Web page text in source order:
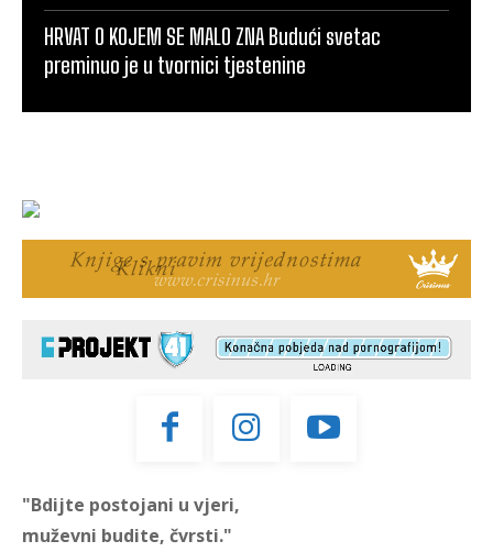
HRVAT O KOJEM SE MALO ZNA Budući svetac
preminuo je u tvornici tjestenine
"Bdijte postojani u vjeri,
muževni budite, čvrsti."